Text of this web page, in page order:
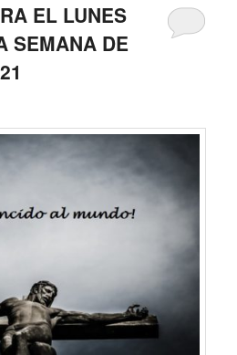
EL LUNES
SEMANA DE